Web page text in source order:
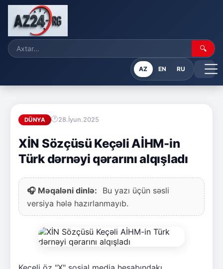
🔍
AZ EN RU
DÜNYA 28.İyun.2025
XİN Sözçüsü Keçəli AİHM-in
Türk dərnəyi qərarını alqışladı
🎧 Məqaləni dinlə:
Bu yazı üçün səsli
versiya hələ hazırlanmayıb.